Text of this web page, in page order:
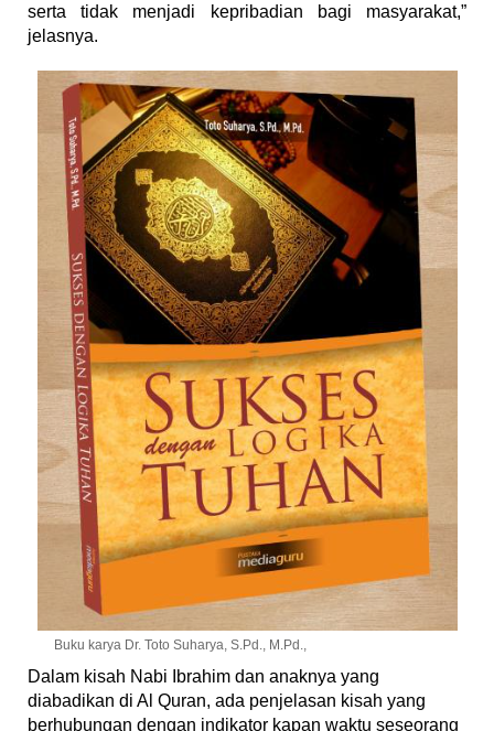
serta tidak menjadi kepribadian bagi masyarakat,”
jelasnya.
Buku karya Dr. Toto Suharya, S.Pd., M.Pd.,
Dalam kisah Nabi Ibrahim dan anaknya yang
diabadikan di Al Quran, ada penjelasan kisah yang
berhubungan dengan indikator kapan waktu seseorang